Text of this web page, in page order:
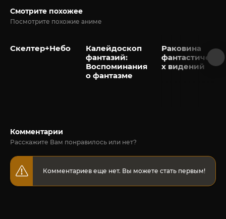
Смотрите похожее
Посмотрите похожие аниме
Скелтер+Небо
Калейдоскоп
фантазий:
Воспоминания
о фантазме
Раковина
фантастически
х видений
Комментарии
Расскажите Вам понравилось или нет?
Комментариев еще нет. Вы можете стать первым!